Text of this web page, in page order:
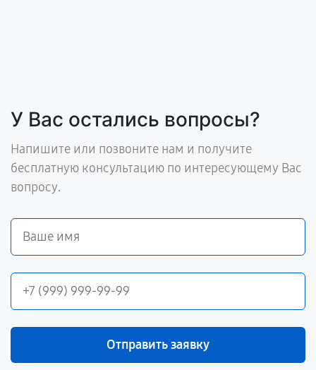
У Вас остались вопросы?
Напишите или позвоните нам и получите
бесплатную консультацию по интересующему Вас
вопросу.
Отправить заявку